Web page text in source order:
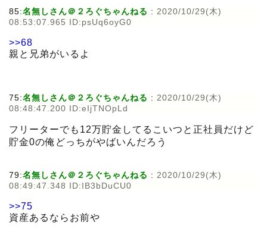
85:名無しさん＠２ろぐちゃんねる : 2020/10/29(木)
08:53:07.965 ID:psUq6oyG0
>>68
親と兄弟がいるよ
75:名無しさん＠２ろぐちゃんねる : 2020/10/29(木)
08:48:47.200 ID:eIjTNOpLd
フリーターでも12万貯金してるこいつと正社員だけど
貯金0の俺どっちがやばいんだろう
79:名無しさん＠２ろぐちゃんねる : 2020/10/29(木)
08:49:47.348 ID:IB3bDuCU0
>>75
資産あるならお前や